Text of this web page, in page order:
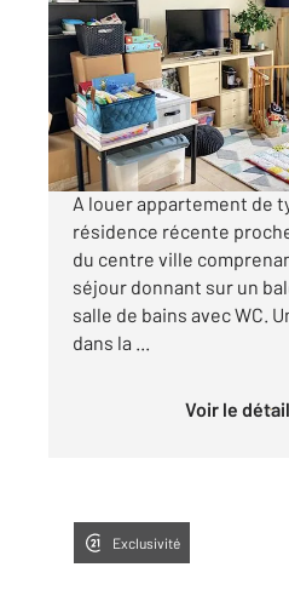
Ref : 20386
Appartement F3 à
660 €
par mois charges comprises
A louer appartement de
résidence récente
du centre ville
séjour donnant sur un
salle de bains avec WC.
dans la ...
Voir le
Exclusivité